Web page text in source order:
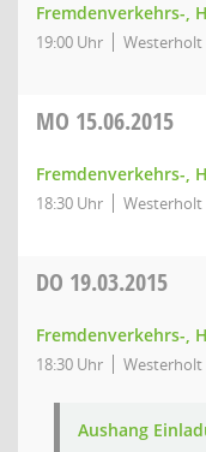
Fremdenverkehrs-,
19:00 Uhr Westerholt
MO 15.06.2015
Fremdenverkehrs-,
18:30 Uhr Westerholt
DO 19.03.2015
Fremdenverkehrs-,
18:30 Uhr Westerholt
Aushang